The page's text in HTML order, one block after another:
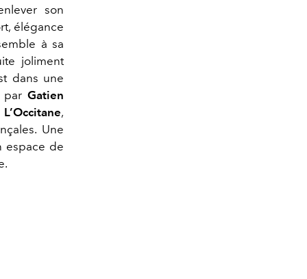
son
élégance
à sa
joliment
dans une
par Gatien
L’Occitane,
Une
espace de